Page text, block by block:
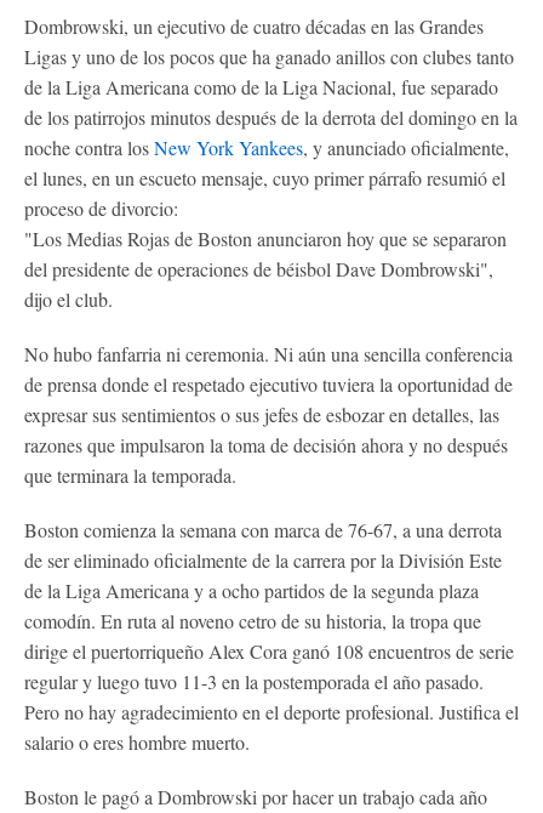
Dombrowski, un ejecutivo de cuatro décadas en las Grandes
Ligas y uno de los pocos que ha ganado anillos con clubes tanto
de la Liga Americana como de la Liga Nacional, fue separado
de los patirrojos minutos después de la derrota del domingo en la
noche contra losNew York Yankees, y anunciado oficialmente,
el lunes, en un escueto mensaje, cuyo primer párrafo resumió el
proceso de divorcio:
"Los Medias Rojas de Boston anunciaron hoy que se separaron
del presidente de operaciones de béisbol Dave Dombrowski",
dijo el club.
No hubo fanfarria ni ceremonia. Ni aún una sencilla conferencia
de prensa donde el respetado ejecutivo tuviera la oportunidad de
expresar sus sentimientos o sus jefes de esbozar en detalles, las
razones que impulsaron la toma de decisión ahora y no después
que terminara la temporada.
Boston comienza la semana con marca de 76-67, a una derrota
de ser eliminado oficialmente de la carrera por la División Este
de la Liga Americana y a ocho partidos de la segunda plaza
comodín. En ruta al noveno cetro de su historia, la tropa que
dirige el puertorriqueño Alex Cora ganó 108 encuentros de serie
regular y luego tuvo 11-3 en la postemporada el año pasado.
Pero no hay agradecimiento en el deporte profesional. Justifica el
salario o eres hombre muerto.
Boston le pagó a Dombrowski por hacer un trabajo cada año